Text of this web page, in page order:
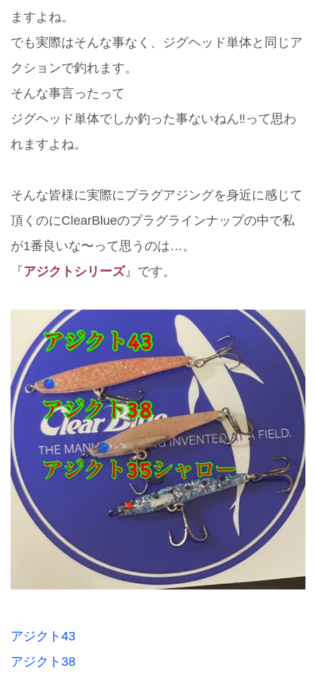
ますよね。
でも実際はそんな事なく、ジグヘッド単体と同じア
クションで釣れます。
そんな事言ったって
ジグヘッド単体でしか釣った事ないねん‼️って思わ
れますよね。
そんな皆様に実際にプラグアジングを身近に感じて
頂くのにClearBlueのプラグラインナップの中で私
が1番良いな〜って思うのは…。
『アジクトシリーズ』です。
アジクト43
アジクト38